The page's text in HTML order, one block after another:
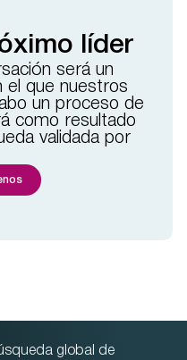
líder
será un
el que nuestros
un proceso de
como resultado
validada por
global de